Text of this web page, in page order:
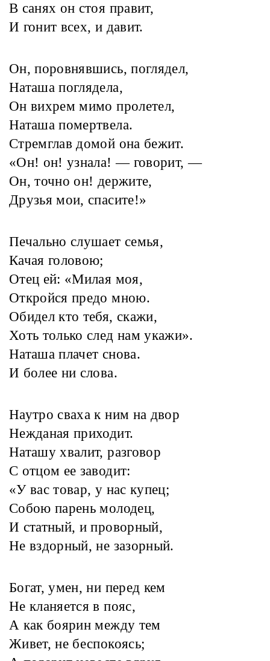
В санях он стоя правит,
И гонит всех, и давит.
Он, поровнявшись, поглядел,
Наташа поглядела,
Он вихрем мимо пролетел,
Наташа помертвела.
Стремглав домой она бежит.
«Он! он! узнала! — говорит, —
Он, точно он! держите,
Друзья мои, спасите!»
Печально слушает семья,
Качая головою;
Отец ей: «Милая моя,
Откройся предо мною.
Обидел кто тебя, скажи,
Хоть только след нам укажи».
Наташа плачет снова.
И более ни слова.
Наутро сваха к ним на двор
Нежданая приходит.
Наташу хвалит, разговор
С отцом ее заводит:
«У вас товар, у нас купец;
Собою парень молодец,
И статный, и проворный,
Не вздорный, не зазорный.
Богат, умен, ни перед кем
Не кланяется в пояс,
А как боярин между тем
Живет, не беспокоясь;